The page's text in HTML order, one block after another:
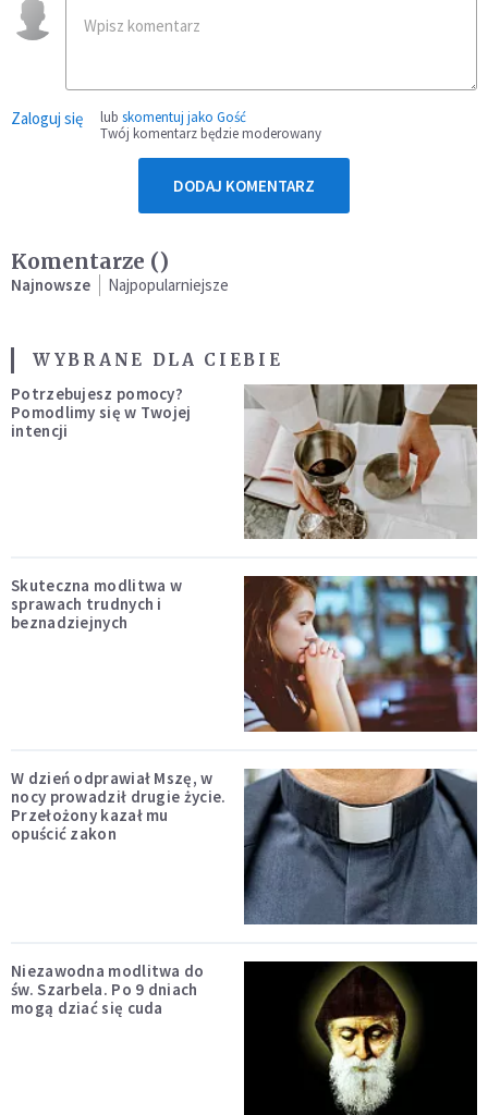
Zaloguj się lub skomentuj jako Gość
Twój komentarz będzie moderowany
DODAJ KOMENTARZ
Komentarze ()
Najnowsze Najpopularniejsze
WYBRANE DLA CIEBIE
Potrzebujesz pomocy?
Pomodlimy się w Twojej
intencji
Skuteczna modlitwa w
sprawach trudnych i
beznadziejnych
W dzień odprawiał Mszę, w
nocy prowadził drugie życie.
Przełożony kazał mu
opuścić zakon
Niezawodna modlitwa do
św. Szarbela. Po 9 dniach
mogą dziać się cuda